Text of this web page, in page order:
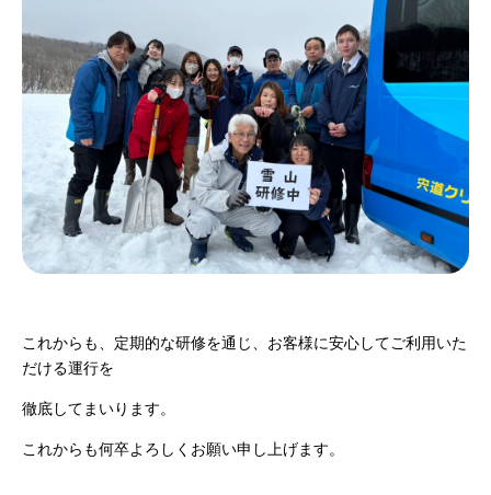
これからも、定期的な研修を通じ、お客様に安心してご利用いた
だける運行を
徹底してまいります。
これからも何卒よろしくお願い申し上げます。